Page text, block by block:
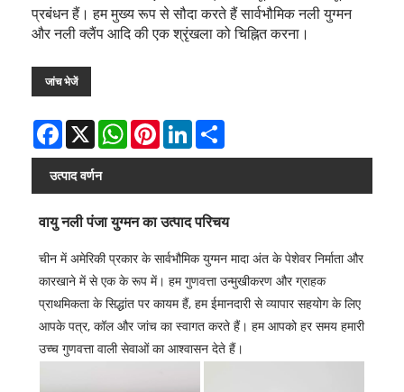
प्रबंधन हैं। हम मुख्य रूप से सौदा करते हैं सार्वभौमिक नली युग्मन
और नली क्लैंप आदि की एक श्रृंखला को चिह्नित करना।
जांच भेजें
Facebook
X WhatsAppPinterestLinkedIn
उत्पाद वर्णन
वायु नली पंजा युग्मन का उत्पाद परिचय
चीन में अमेरिकी प्रकार के सार्वभौमिक युग्मन मादा अंत के पेशेवर निर्माता और
कारखाने में से एक के रूप में। हम गुणवत्ता उन्मुखीकरण और ग्राहक
प्राथमिकता के सिद्धांत पर कायम हैं, हम ईमानदारी से व्यापार सहयोग के लिए
आपके पत्र, कॉल और जांच का स्वागत करते हैं। हम आपको हर समय हमारी
उच्च गुणवत्ता वाली सेवाओं का आश्वासन देते हैं।